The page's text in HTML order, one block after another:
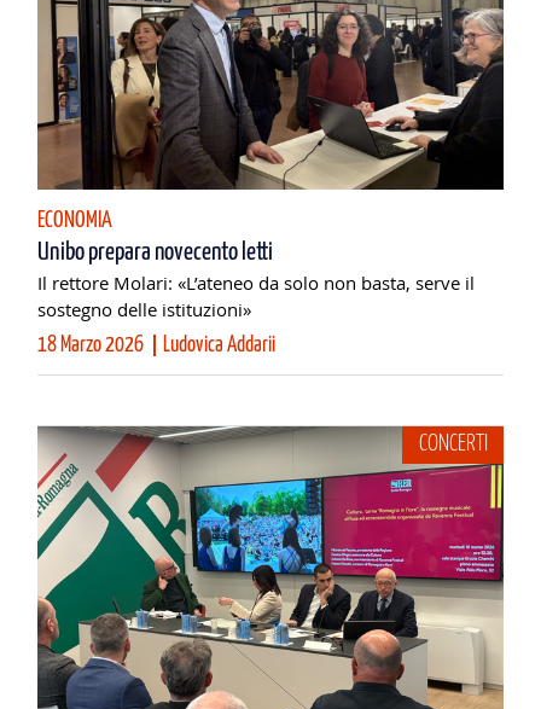
ECONOMIA
Unibo prepara novecento letti
Il rettore Molari: «L’ateneo da solo non basta, serve il
sostegno delle istituzioni»
18 Marzo 2026 Ludovica Addarii
CONCERTI